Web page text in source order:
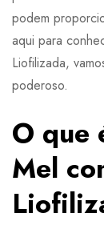
podem
aqui para
Liofilizada,
poderoso.
O que
Mel